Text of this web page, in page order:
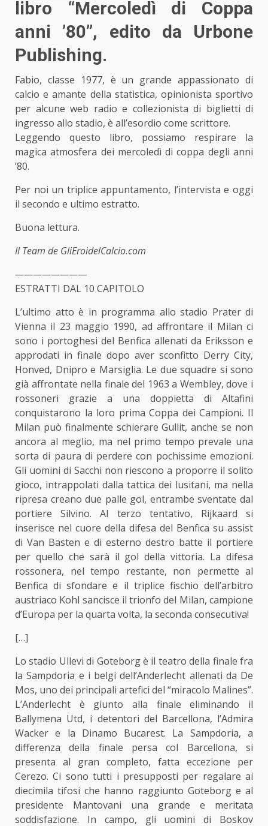
libro “Mercoledì di Coppa
anni ’80”, edito da Urbone
Publishing.
Fabio, classe 1977, è un grande appassionato di
calcio e amante della statistica, opinionista sportivo
per alcune web radio e collezionista di biglietti di
ingresso allo stadio, è all’esordio come scrittore.
Leggendo questo libro, possiamo respirare la
magica atmosfera dei mercoledì di coppa degli anni
’80.
Per noi un triplice appuntamento, l’intervista e oggi
il secondo e ultimo estratto.
Buona lettura.
Il Team de GliEroidelCalcio.com
————————
ESTRATTI DAL 10 CAPITOLO
L’ultimo atto è in programma allo stadio Prater di
Vienna il 23 maggio 1990, ad affrontare il Milan ci
sono i portoghesi del Benfica allenati da Eriksson e
approdati in finale dopo aver sconfitto Derry City,
Honved, Dnipro e Marsiglia. Le due squadre si sono
già affrontate nella finale del 1963 a Wembley, dove i
rossoneri grazie a una doppietta di Altafini
conquistarono la loro prima Coppa dei Campioni. Il
Milan può finalmente schierare Gullit, anche se non
ancora al meglio, ma nel primo tempo prevale una
sorta di paura di perdere con pochissime emozioni.
Gli uomini di Sacchi non riescono a proporre il solito
gioco, intrappolati dalla tattica dei lusitani, ma nella
ripresa creano due palle gol, entrambe sventate dal
portiere Silvino. Al terzo tentativo, Rijkaard si
inserisce nel cuore della difesa del Benfica su assist
di Van Basten e di esterno destro batte il portiere
per quello che sarà il gol della vittoria. La difesa
rossonera, nel tempo restante, non permette al
Benfica di sfondare e il triplice fischio dell’arbitro
austriaco Kohl sancisce il trionfo del Milan, campione
d’Europa per la quarta volta, la seconda consecutiva!
[…]
Lo stadio Ullevi di Goteborg è il teatro della finale fra
la Sampdoria e i belgi dell’Anderlecht allenati da De
Mos, uno dei principali artefici del “miracolo Malines”.
L’Anderlecht è giunto alla finale eliminando il
Ballymena Utd, i detentori del Barcellona, l’Admira
Wacker e la Dinamo Bucarest. La Sampdoria, a
differenza della finale persa col Barcellona, si
presenta al gran completo, fatta eccezione per
Cerezo. Ci sono tutti i presupposti per regalare ai
diecimila tifosi che hanno raggiunto Goteborg e al
presidente Mantovani una grande e meritata
soddisfazione. In campo, gli uomini di Boskov